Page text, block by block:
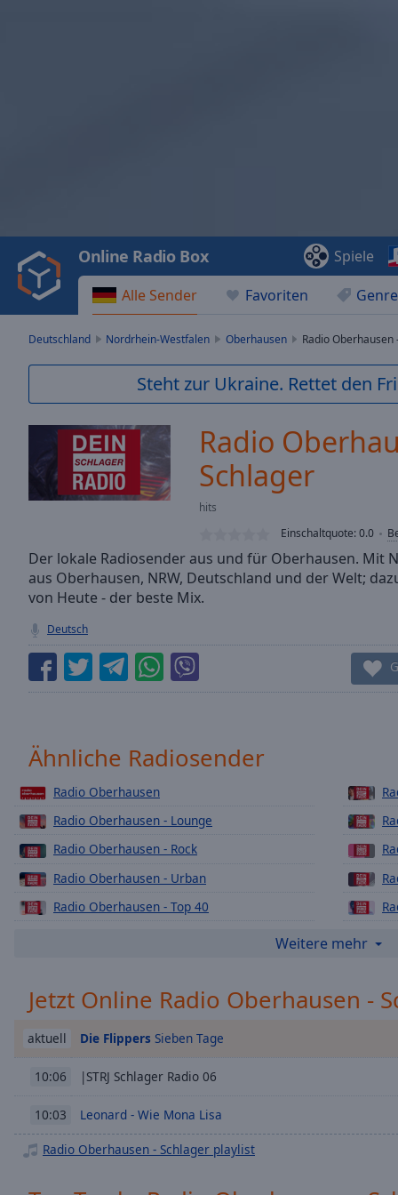
Video
Play
Backward
Skip
Current
Duration-:-
0.00%
Stream
live,
currently
behind
LIVE
Time-
Chapters
Chapters
off,
selected
settings,
opens
subtitles
dialog
off,
selected
Alle Sender Favoriten
Online Radio Box Spiele
Deutschland Nordrhein-Westfalen Oberhausen Radio Oberhausen
Steht zur Ukraine. Rettet den
Radio
Schlager
hits
Einschaltquote:0.0
Der lokale Radiosender aus und für Oberhausen. Mit
aus Oberhausen, NRW, Deutschland und der Welt;
von Heute - der beste Mix.
Deutsch
Ähnliche Radiosender
Radio Oberhausen
Radio Oberhausen - Lounge
Radio Oberhausen - Rock
Radio Oberhausen - Urban
Radio Oberhausen - Top 40
Radio Oberhausen - 90er
Radio Oberhausen - Love Radio
Weitere mehr
Jetzt Online Radio Oberhausen -
aktuell Die Flippers Sieben Tage
10:06 |STRJ Schlager Radio 06
10:03 Leonard - Wie Mona Lisa
Radio Oberhausen - Schlager playlist